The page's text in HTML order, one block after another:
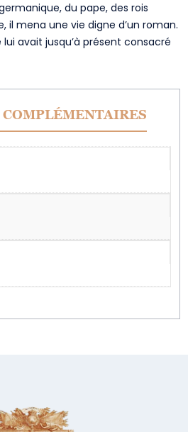
du pape, des rois
il mena une vie digne d’un roman.
avait jusqu’à présent consacré